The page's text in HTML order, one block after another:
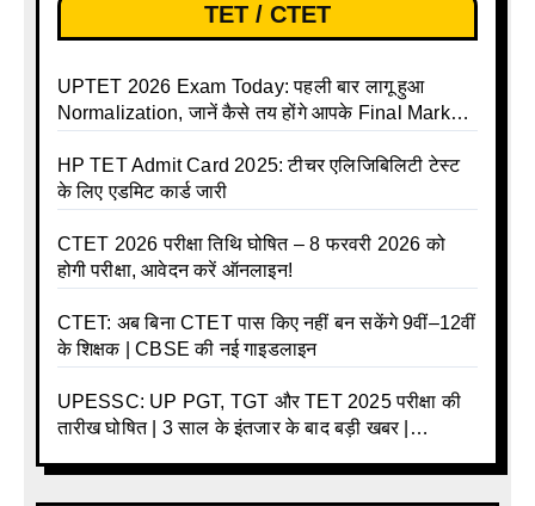
TET / CTET
UPTET 2026 Exam Today: पहली बार लागू हुआ
Normalization, जानें कैसे तय होंगे आपके Final Marks
HP TET Admit Card 2025: टीचर एलिजिबिलिटी टेस्ट
के लिए एडमिट कार्ड जारी
CTET 2026 परीक्षा तिथि घोषित – 8 फरवरी 2026 को
होगी परीक्षा, आवेदन करें ऑनलाइन!
CTET: अब बिना CTET पास किए नहीं बन सकेंगे 9वीं–12वीं
के शिक्षक | CBSE की नई गाइडलाइन
UPESSC: UP PGT, TGT और TET 2025 परीक्षा की
तारीख घोषित | 3 साल के इंतजार के बाद बड़ी खबर |